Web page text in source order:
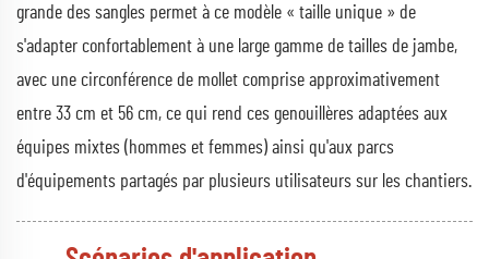
grande des sangles permet à ce modèle « taille unique » de
s'adapter confortablement à une large gamme de tailles de jambe,
avec une circonférence de mollet comprise approximativement
entre 33 cm et 56 cm, ce qui rend ces genouillères adaptées aux
équipes mixtes (hommes et femmes) ainsi qu'aux parcs
d'équipements partagés par plusieurs utilisateurs sur les chantiers.